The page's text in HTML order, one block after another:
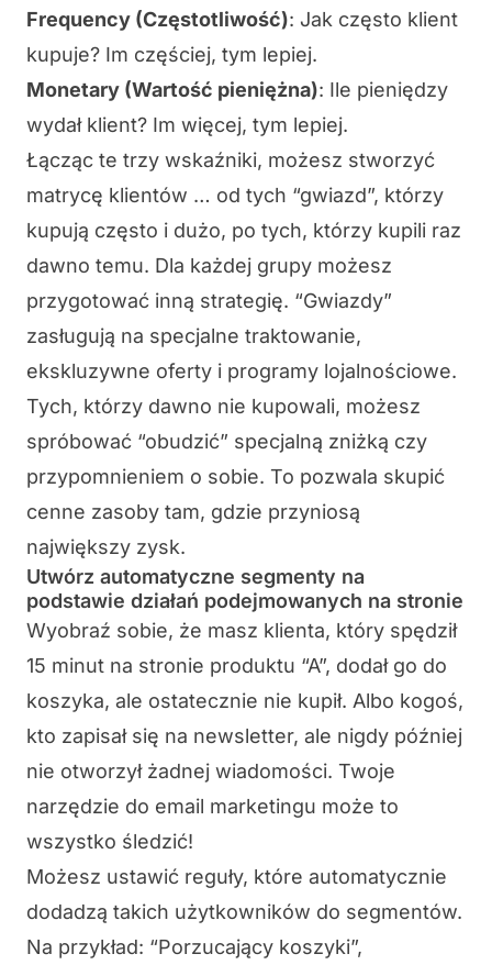
Frequency (Częstotliwość): Jak często klient
kupuje? Im częściej, tym lepiej.
Monetary (Wartość pieniężna): Ile pieniędzy
wydał klient? Im więcej, tym lepiej.
Łącząc te trzy wskaźniki, możesz stworzyć
matrycę klientów … od tych “gwiazd”, którzy
kupują często i dużo, po tych, którzy kupili raz
dawno temu. Dla każdej grupy możesz
przygotować inną strategię. “Gwiazdy”
zasługują na specjalne traktowanie,
ekskluzywne oferty i programy lojalnościowe.
Tych, którzy dawno nie kupowali, możesz
spróbować “obudzić” specjalną zniżką czy
przypomnieniem o sobie. To pozwala skupić
cenne zasoby tam, gdzie przyniosą
największy zysk.
Utwórz automatyczne segmenty na
podstawie działań podejmowanych na stronie
Wyobraź sobie, że masz klienta, który spędził
15 minut na stronie produktu “A”, dodał go do
koszyka, ale ostatecznie nie kupił. Albo kogoś,
kto zapisał się na newsletter, ale nigdy później
nie otworzył żadnej wiadomości. Twoje
narzędzie do email marketingu może to
wszystko śledzić!
Możesz ustawić reguły, które automatycznie
dodadzą takich użytkowników do segmentów.
Na przykład: “Porzucający koszyki”,